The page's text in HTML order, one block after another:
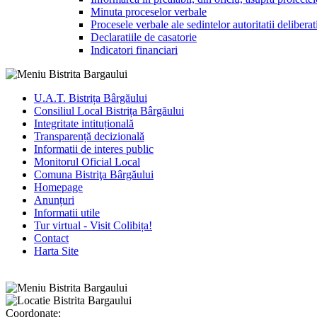
Minuta proceselor verbale
Procesele verbale ale sedintelor autoritatii
Declaratiile de casatorie
Indicatori financiari
U.A.T. Bistrița Bârgăului
Consiliul Local Bistrița Bârgăului
Integritate intituțională
Transparență decizională
Informatii de interes public
Monitorul Oficial Local
Comuna Bistriţa Bârgăului
Homepage
Anunțuri
Informatii utile
Tur virtual - Visit Colibița!
Contact
Harta Site
Coordonate: